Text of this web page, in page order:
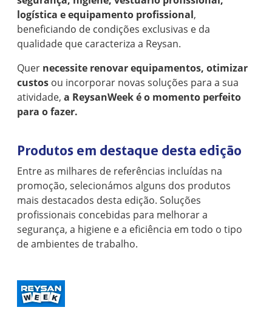
logística e equipamento profissional,
beneficiando de condições exclusivas e da
qualidade que caracteriza a Reysan.
Quer necessite renovar equipamentos, otimizar
custos ou incorporar novas soluções para a sua
atividade,a ReysanWeek é o momento perfeito
para o fazer.
Produtos em destaque desta edição
Entre as milhares de referências incluídas na
promoção, selecionámos alguns dos produtos
mais destacados desta edição. Soluções
profissionais concebidas para melhorar a
segurança, a higiene e a eficiência em todo o tipo
de ambientes de trabalho.